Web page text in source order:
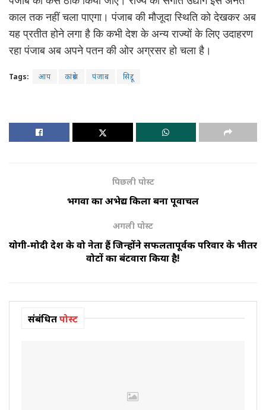
काल तक नहीं चला पाएगा। पंजाब की मौजूदा स्थिति को देखकर अब
यह प्रतीत होने लगा है कि कभी देश के अन्य राज्यों के लिए उदाहरण
रहा पंजाब अब अपने पतन की ओर अग्रसर हो चला है।
Tags: आप कांग्रेस पंजाब सिद्दू
पिछली पोस्ट
भगवा का अभेद्य किला बना पूर्वांचल
अगली पोस्ट
योगी-मोदी देश के वो नेता हैं जिन्होंने सफलतापूर्वक परिवार के भीतर
वोटों का बंटवारा किया है!
संबंधितपोस्ट